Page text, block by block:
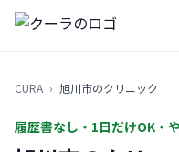
CURA › 旭川市のクリニック
履歴書なし・1日だけOK・